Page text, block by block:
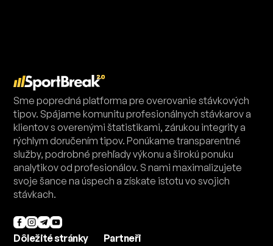
Sme popredná platforma pre overovanie stávkových
tipov. Spájame komunitu profesionálnych stávkarov a
klientov s overenými štatistikami, zárukou integrity a
rýchlym doručením tipov. Ponúkame transparentné
služby, podrobné prehľady výkonu a širokú ponuku
analytikov od profesionálov. S nami maximalizujete
svoje šance na úspech a získate istotu vo svojich
stávkach.
Dôležité stránky Partneři